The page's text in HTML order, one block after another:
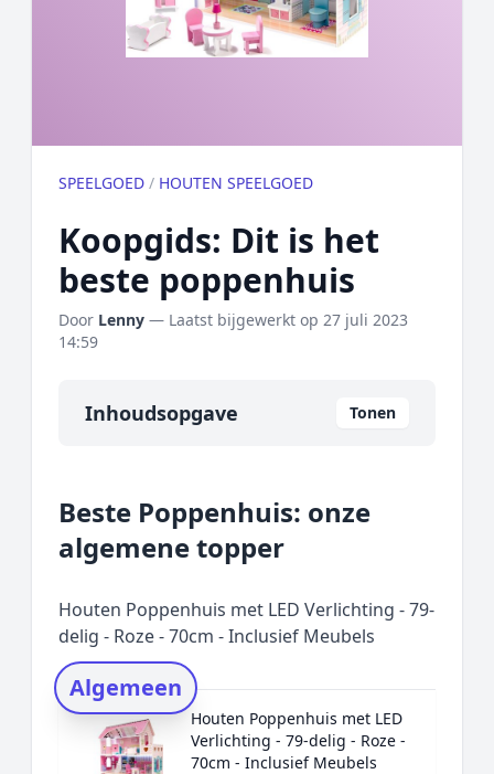
SPEELGOED / HOUTEN SPEELGOED
Koopgids: Dit is het
beste poppenhuis
Door Lenny — Laatst bijgewerkt op 27 juli 2023
14:59
Inhoudsopgave Tonen
Onze algemene topper
Prijs topper
Rating topper
Onderzoeksmethode
Alternatieven
Prijsniveaus
Beste Poppenhuis: onze
algemene topper
Houten Poppenhuis met LED Verlichting - 79-
delig - Roze - 70cm - Inclusief Meubels
Algemeen
Houten Poppenhuis met LED
Verlichting - 79-delig - Roze -
70cm - Inclusief Meubels